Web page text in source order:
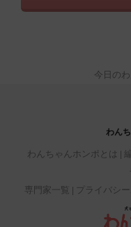
今日の
わん
わんちゃんホンポとは
専門家一覧
プライバシ